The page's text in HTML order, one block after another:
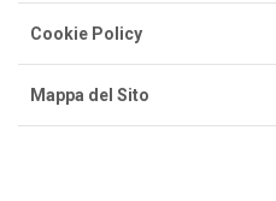
Cookie Policy
Mappa del Sito